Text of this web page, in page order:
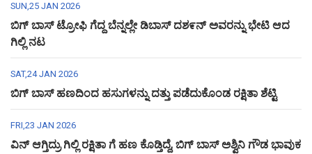
SUN,25 JAN 2026
ಬಿಗ್ ಬಾಸ್ ಟ್ರೋಫಿ ಗೆದ್ದ ಬೆನ್ನಲ್ಲೇ ಡಿಬಾಸ್ ದಶ೯ನ್ ಅವರನ್ನು ಭೇಟಿ ಆದ
ಗಿಲ್ಲಿ ನಟ
SAT,24 JAN 2026
ಬಿಗ್ ಬಾಸ್ ಹಣದಿಂದ ಹಸುಗಳನ್ನು ದತ್ತು ಪಡೆದುಕೊಂಡ ರಕ್ಷಿತಾ ಶೆಟ್ಟಿ
FRI,23 JAN 2026
ವಿನ್ ಆಗ್ತಿದ್ರು ಗಿಲ್ಲಿ ರಕ್ಷಿತಾ ಗೆ ಹಣ ಕೊಡ್ತಿದ್ದೆ, ಬಿಗ್ ಬಾಸ್ ಅಶ್ವಿನಿ ಗೌಡ ಭಾವುಕ